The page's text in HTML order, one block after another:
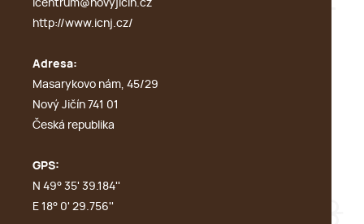
icentrum@novyjicin.cz
http://www.icnj.cz/
Adresa:
Masarykovo nám, 45/29
Nový Jičín 741 01
Česká republika
GPS:
N 49° 35' 39.184''
E 18° 0' 29.756''